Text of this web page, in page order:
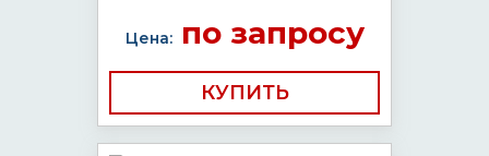
Цена:по запросу
КУПИТЬ